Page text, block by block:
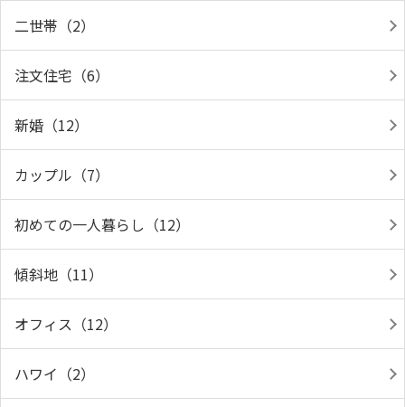
二世帯（2）
注文住宅（6）
新婚（12）
カップル（7）
初めての一人暮らし（12）
傾斜地（11）
オフィス（12）
ハワイ（2）